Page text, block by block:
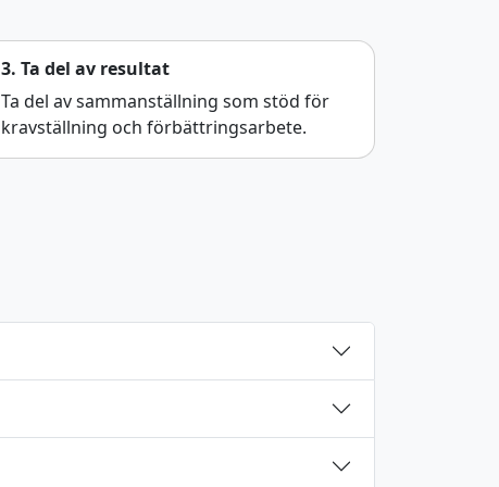
3. Ta del av resultat
Ta del av sammanställning som stöd för
kravställning och förbättringsarbete.